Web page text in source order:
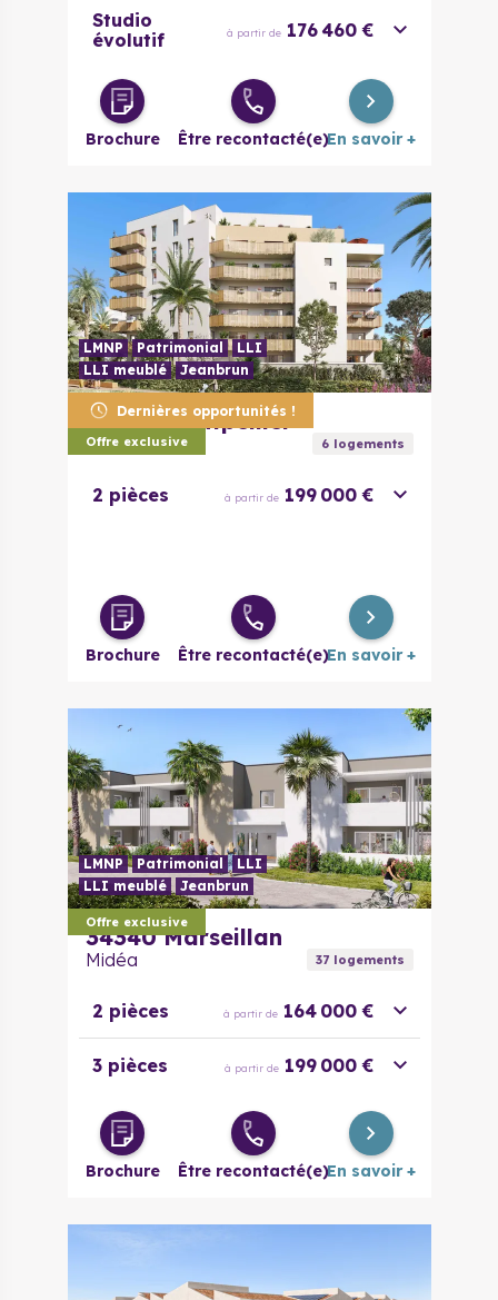
Studio
évolutif
à partir de 176 460 €
Brochure Être recontacté(e)En savoir +
Dernières opportunités !
Offre exclusive
LMNP Patrimonial
LLI
LLI meublé
Jeanbrun
34070 Montpellier
Toshi 6logements
2 pièces à partir de 199 000 €
Brochure Être recontacté(e)En savoir +
Offre exclusive
LMNP Patrimonial
LLI
LLI meublé
Jeanbrun
34340 Marseillan
Midéa 37logements
2 pièces à partir de 164 000 €
3 pièces à partir de 199 000 €
Brochure Être recontacté(e)En savoir +